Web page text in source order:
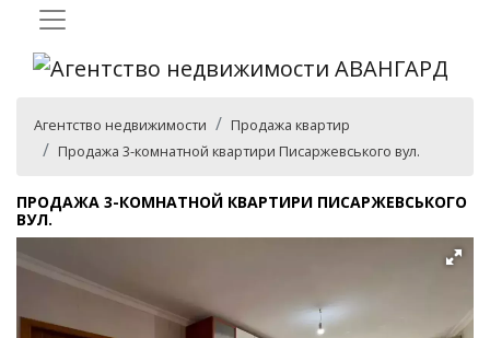
Агентство недвижимости
Продажа квартир
Продажа 3-комнатной квартири Писаржевського вул.
ПРОДАЖА 3-КОМНАТНОЙ КВАРТИРИ ПИСАРЖЕВСЬКОГО
ВУЛ.